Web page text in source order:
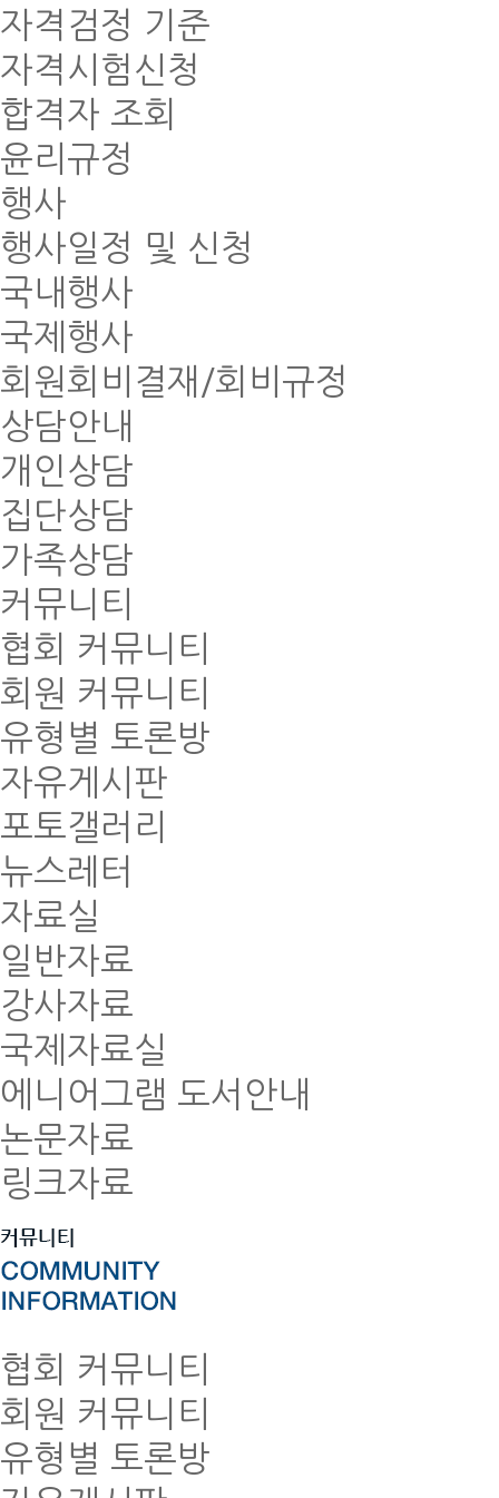
자격검정 기준
자격시험신청
합격자 조회
윤리규정
행사
행사일정 및 신청
국내행사
국제행사
회원회비결재/회비규정
상담안내
개인상담
집단상담
가족상담
커뮤니티
협회 커뮤니티
회원 커뮤니티
유형별 토론방
자유게시판
포토갤러리
뉴스레터
자료실
일반자료
강사자료
국제자료실
에니어그램 도서안내
논문자료
링크자료
협회 커뮤니티
회원 커뮤니티
유형별 토론방